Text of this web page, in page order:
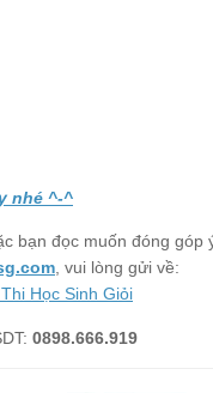
nhé ^-^
bạn đọc muốn đóng góp
, vui lòng gửi về:
Học Sinh Giỏi
0898.666.919